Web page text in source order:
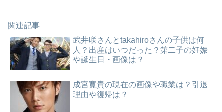
関連記事
武井咲さんとtakahiroさんの子供は何
人？出産はいつだった？第二子の妊娠
や誕生日・画像は？
成宮寛貴の現在の画像や職業は？引退
理由や復帰は？